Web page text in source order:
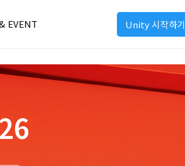
EVENT
Industry 2025
Unity 시작하기